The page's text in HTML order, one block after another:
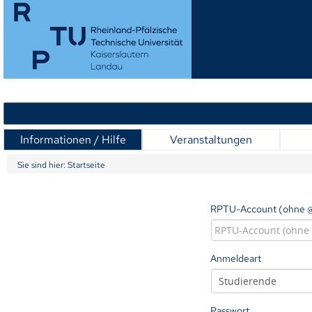
Informationen / Hilfe Veranstaltungen
Sie sind hier: Startseite
RPTU-Account (ohne
Anmeldeart